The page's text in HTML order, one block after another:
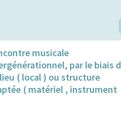
musicale
par le biais d
( local ) ou structure
( matériel , instrument